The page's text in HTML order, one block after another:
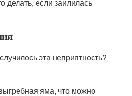
делать, если заилилась
эта неприятность?